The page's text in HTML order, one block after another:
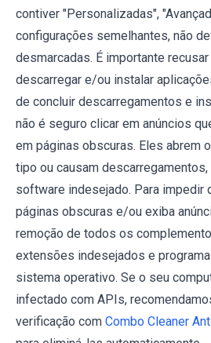
contiver "Personalizadas",
configurações semelhantes, não
desmarcadas. É importante
descarregar e/ou instalar
de concluir descarregamentos e
não é seguro clicar em anúncios
em páginas obscuras. Eles abrem
tipo ou causam
software indesejado. Para impedir
páginas obscuras e/ou exiba
remoção de todos os
extensões indesejados e
sistema operativo. Se o seu
infectado com APIs,
verificação com Combo Cleaner